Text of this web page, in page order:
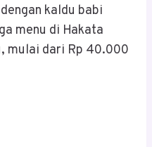
kaldu babi
menu di Hakata
mulai dari Rp 40.000